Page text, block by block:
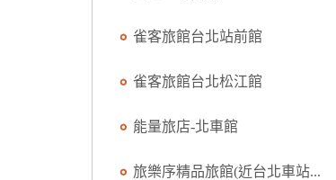
雀客旅館台北站前館
雀客旅館台北松江館
能量旅店-北車館
旅樂序精品旅館(近台北車站...